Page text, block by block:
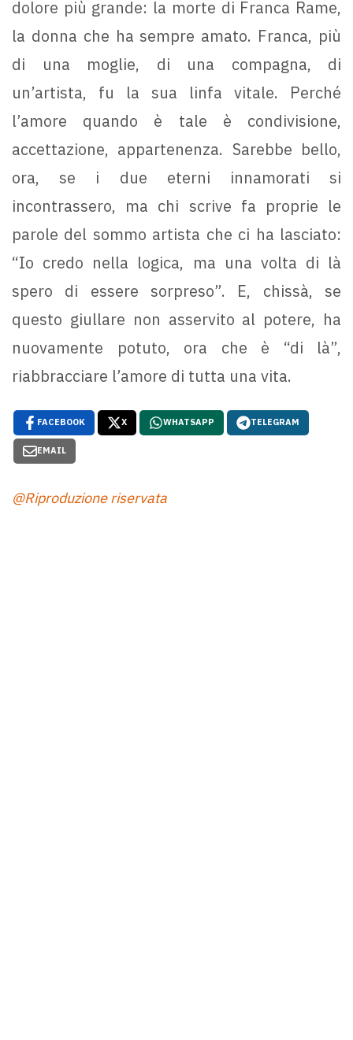
dolore più grande: la morte di Franca Rame,
la donna che ha sempre amato. Franca, più
di una moglie, di una compagna, di
un’artista, fu la sua linfa vitale. Perché
l’amore quando è tale è condivisione,
accettazione, appartenenza. Sarebbe bello,
ora, se i due eterni innamorati si
incontrassero, ma chi scrive fa proprie le
parole del sommo artista che ci ha lasciato:
“Io credo nella logica, ma una volta di là
spero di essere sorpreso”. E, chissà, se
questo giullare non asservito al potere, ha
nuovamente potuto, ora che è “di là”,
riabbracciare l’amore di tutta una vita.
FACEBOOK X WHATSAPP TELEGRAM
EMAIL
@Riproduzione riservata